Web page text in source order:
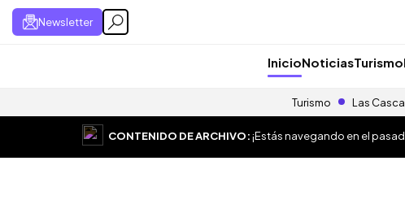
Newsletter
InicioNoticiasTurismo
Turismo Las
CONTENIDO DE ARCHIVO:¡Estás navegando en el